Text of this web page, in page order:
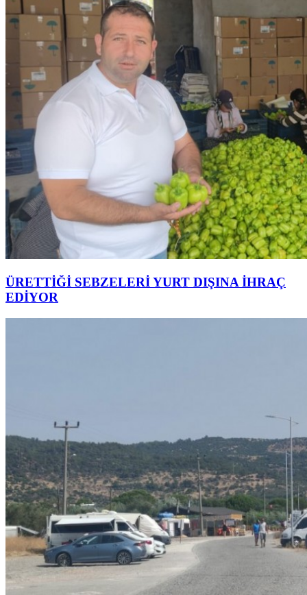
ÜRETTİĞİ SEBZELERİ YURT DIŞINA İHRAÇ
EDİYOR